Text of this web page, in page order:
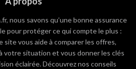
nous savons qu’une bonne assurance
pour protéger ce qui compte le plus :
site vous aide à comparer les offres,
votre situation et vous donner les clés
éclairée. Découvrez nos conseils